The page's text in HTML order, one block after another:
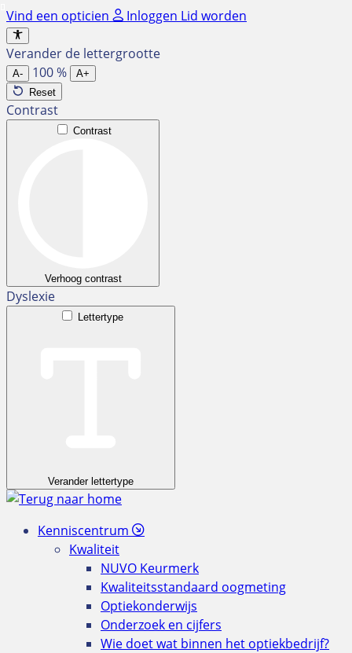
Ga
naar
de
inhoud
Vind een opticien Inloggen Lid worden
Verander de lettergrootte
A- 100%
A+
Reset
Contrast
Contrast
Verhoog contrast
Dyslexie
Lettertype
Verander lettertype
Kenniscentrum
Kwaliteit
NUVO Keurmerk
Kwaliteitsstandaard oogmeting
Optiekonderwijs
Onderzoek en cijfers
Wie doet wat binnen het optiekbedrijf?